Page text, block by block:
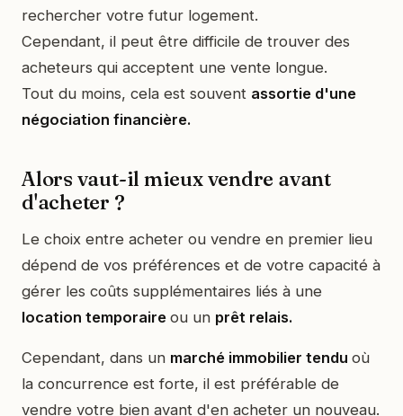
rechercher votre futur logement.
Cependant, il peut être difficile de trouver des
acheteurs qui acceptent une vente longue.
Tout du moins, cela est souvent assortie d'une
négociation financière.
Alors vaut-il mieux vendre avant
d'acheter ?
Le choix entre acheter ou vendre en premier lieu
dépend de vos préférences et de votre capacité à
gérer les coûts supplémentaires liés à une
location temporaire ou un prêt relais.
Cependant, dans un marché immobilier tendu où
la concurrence est forte, il est préférable de
vendre votre bien avant d'en acheter un nouveau.